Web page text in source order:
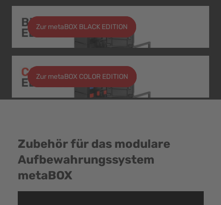
Zur metaBOX BLACK EDITION
Zur metaBOX COLOR EDITION
Zubehör für das modulare
Aufbewahrungssystem
metaBOX